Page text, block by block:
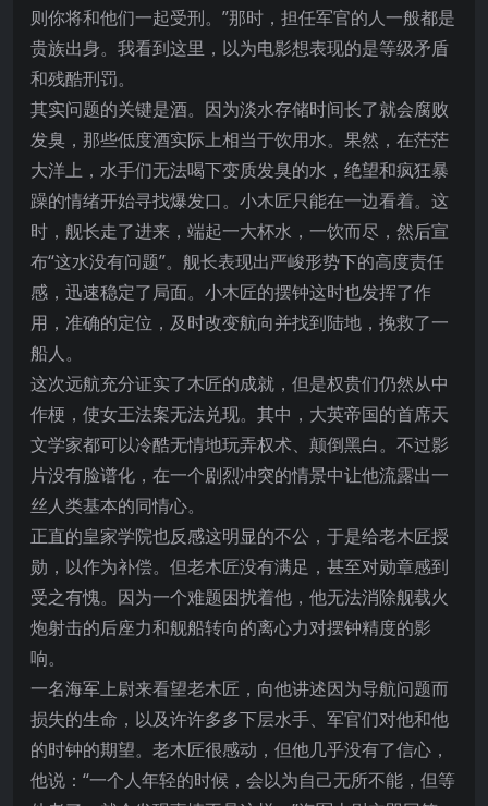
则你将和他们一起受刑。”那时，担任军官的人一般都是
贵族出身。我看到这里，以为电影想表现的是等级矛盾
和残酷刑罚。
其实问题的关键是酒。因为淡水存储时间长了就会腐败
发臭，那些低度酒实际上相当于饮用水。果然，在茫茫
大洋上，水手们无法喝下变质发臭的水，绝望和疯狂暴
躁的情绪开始寻找爆发口。小木匠只能在一边看着。这
时，舰长走了进来，端起一大杯水，一饮而尽，然后宣
布“这水没有问题”。舰长表现出严峻形势下的高度责任
感，迅速稳定了局面。小木匠的摆钟这时也发挥了作
用，准确的定位，及时改变航向并找到陆地，挽救了一
船人。
这次远航充分证实了木匠的成就，但是权贵们仍然从中
作梗，使女王法案无法兑现。其中，大英帝国的首席天
文学家都可以冷酷无情地玩弄权术、颠倒黑白。不过影
片没有脸谱化，在一个剧烈冲突的情景中让他流露出一
丝人类基本的同情心。
正直的皇家学院也反感这明显的不公，于是给老木匠授
勋，以作为补偿。但老木匠没有满足，甚至对勋章感到
受之有愧。因为一个难题困扰着他，他无法消除舰载火
炮射击的后座力和舰船转向的离心力对摆钟精度的影
响。
一名海军上尉来看望老木匠，向他讲述因为导航问题而
损失的生命，以及许许多多下层水手、军官们对他和他
的时钟的期望。老木匠很感动，但他几乎没有了信心，
他说：“一个人年轻的时候，会以为自己无所不能，但等